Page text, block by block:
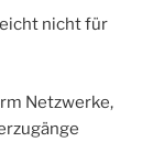
nicht für
Netzwerke,